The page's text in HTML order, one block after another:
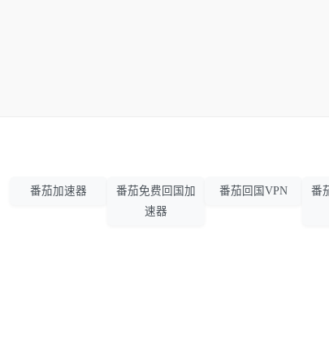
番茄加速器
番茄免费回国加
速器
番茄回国VPN
番